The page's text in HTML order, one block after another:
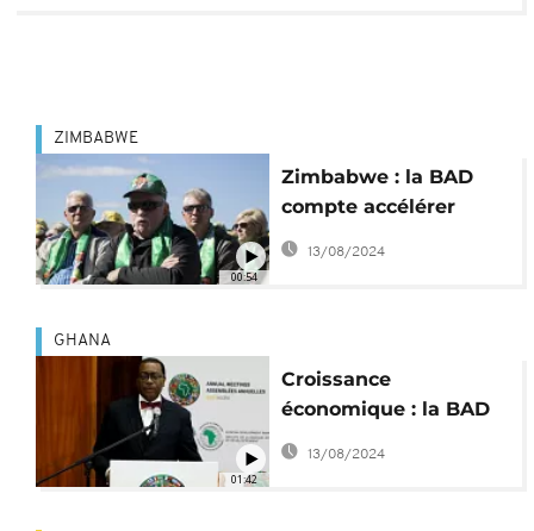
00:54
ZIMBABWE
Zimbabwe : la BAD
compte accélérer
l’indemnisation des
fermiers blancs
13/08/2024
01:42
GHANA
Croissance
économique : la BAD
appelle à une Afrique
plus résiliente
13/08/2024